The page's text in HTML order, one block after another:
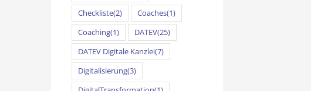
Checkliste(2) Coaches(1)
Coaching(1) DATEV(25)
DATEV Digitale Kanzlei(7)
Digitalisierung(3)